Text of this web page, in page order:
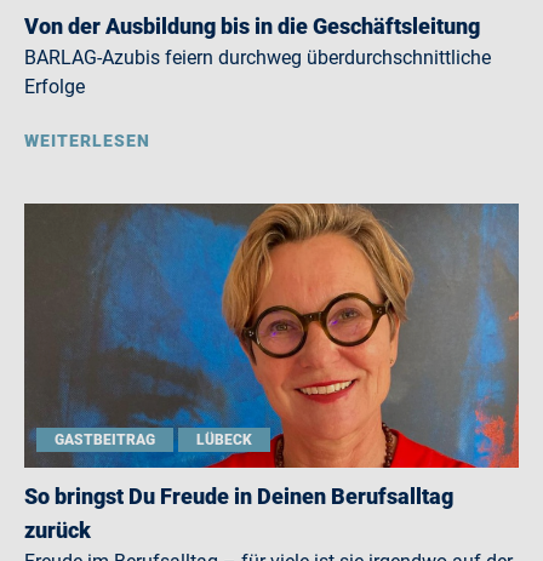
Von der Ausbildung bis in die Geschäftsleitung
BARLAG-Azubis feiern durchweg überdurchschnittliche
Erfolge
WEITERLESEN
GASTBEITRAG LÜBECK
So bringst Du Freude in Deinen Berufsalltag
zurück